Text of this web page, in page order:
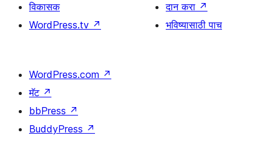
विकासक
WordPress.tv ↗
दान करा ↗
भविष्यासाठी पाच
WordPress.com ↗
मॅट ↗
bbPress ↗
BuddyPress ↗